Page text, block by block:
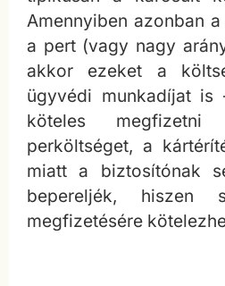
Amennyiben azonban
a pert (vagy nagy
akkor ezeket a
ügyvédi munkadíjat
köteles megfizetni
perköltséget, a
miatt a biztosítónak
bepereljék, hiszen
megfizetésére